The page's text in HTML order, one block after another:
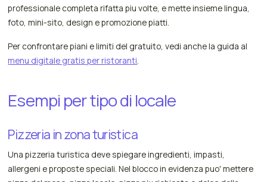
professionale completa rifatta piu volte, e mette insieme lingua,
foto, mini-sito, design e promozione piatti.
Per confrontare piani e limiti del gratuito, vedi anche la guida al
menu digitale gratis per ristoranti.
Esempi per tipo di locale
Pizzeria in zona turistica
Una pizzeria turistica deve spiegare ingredienti, impasti,
allergeni e proposte speciali. Nel blocco in evidenza puo' mettere